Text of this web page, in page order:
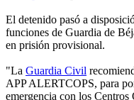
El detenido pasó a
funciones de Guardia de
en prisión provisional.
"La Guardia Civil
APP ALERTCOPS, para
emergencia con los Centros